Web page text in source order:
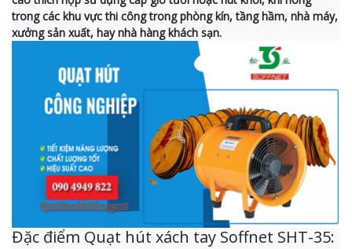
trong các khu vực thi công trong phòng kín, tầng hầm, nhà máy,
xưởng sản xuất, hay nhà hàng khách sạn.
Đặc điểm Quạt hút xách tay Soffnet SHT-35: